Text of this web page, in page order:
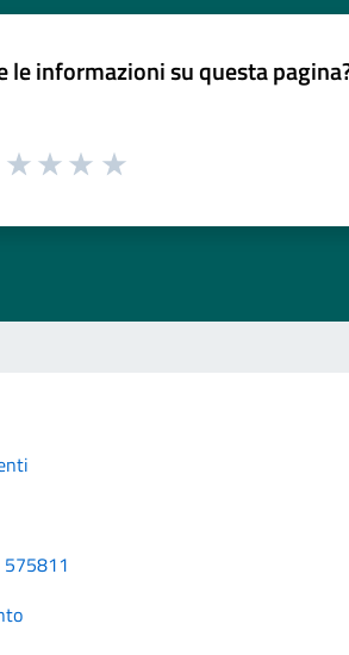
le informazioni su questa